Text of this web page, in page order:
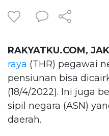
RAKYATKU.COM,
raya (THR) pegawai
pensiunan bisa
(18/4/2022). Ini juga
sipil negara (ASN)
daerah.